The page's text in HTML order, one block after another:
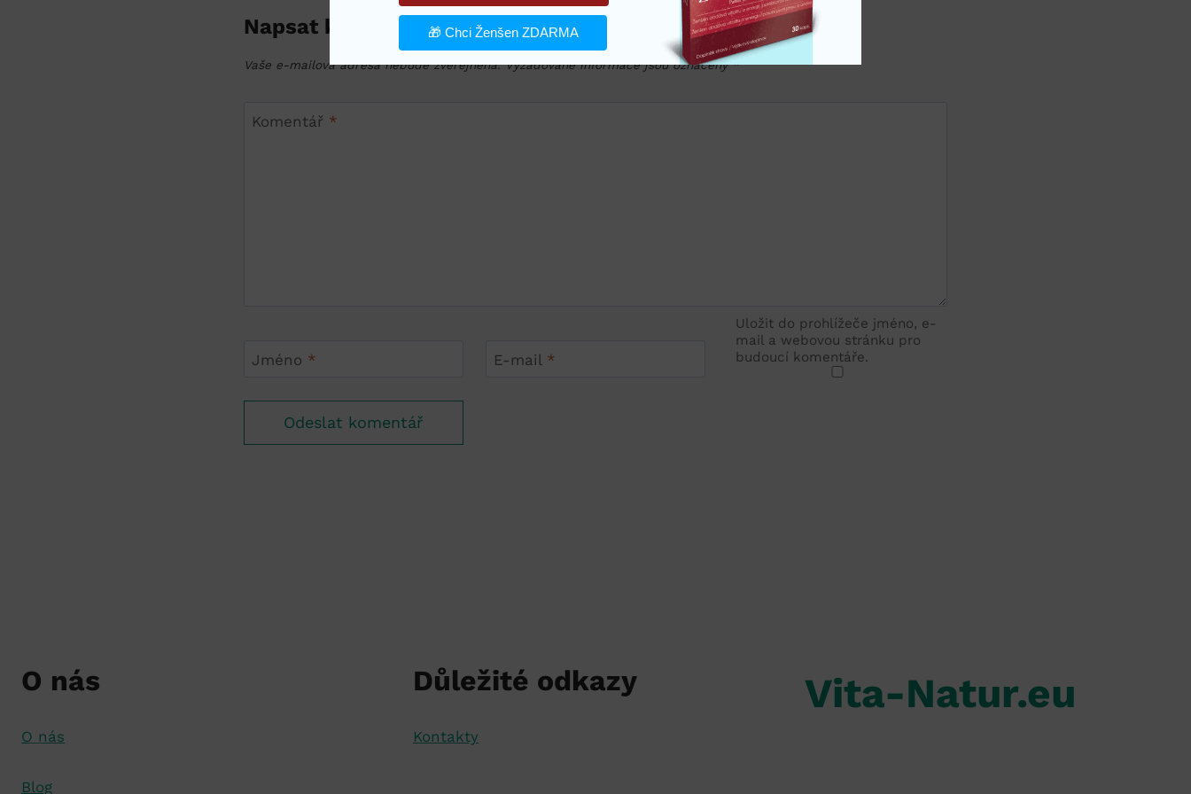
Napsat komentář
Vaše e-mailová adresa nebude zveřejněna. Vyžadované informace jsou označeny*
Komentář *
Jméno * E-mail *
Uložit do prohlížeče jméno, e-
mail a webovou stránku pro
budoucí komentáře.
O nás
O nás
Blog
Důležité odkazy
Kontakty
Vita-Natur.eu
🎁 Chci Ženšen ZDARMA